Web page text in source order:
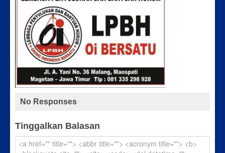
No Responses
Tinggalkan Balasan